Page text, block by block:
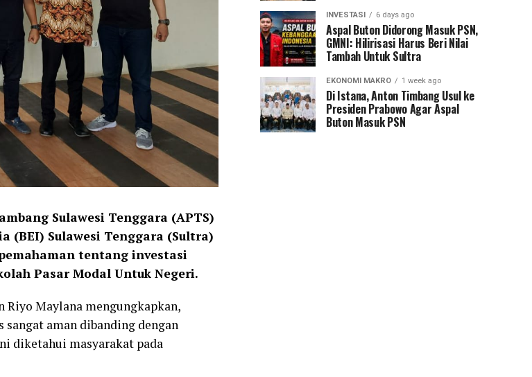
Sulawesi Tenggara (APTS)
(BEI) Sulawesi Tenggara (Sultra)
tentang investasi
Pasar Modal Untuk Negeri.
Riyo Maylana mengungkapkan,
aman dibanding dengan
diketahui masyarakat pada
INVESTASI 6 days ago
Aspal Buton Didorong Masuk PSN,
GMNI: Hilirisasi Harus Beri Nilai
Tambah Untuk Sultra
EKONOMI MAKRO 1 week ago
Di Istana, Anton Timbang Usul ke
Presiden Prabowo Agar Aspal
Buton Masuk PSN